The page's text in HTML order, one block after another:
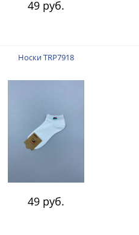
49 руб.
Носки TRP7918
49 руб.